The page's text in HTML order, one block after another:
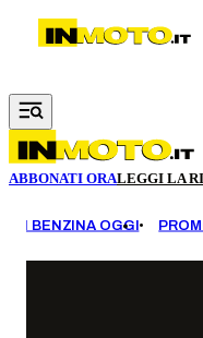
Vai al contenuto principale
ABBONATI ORALEGGI LA
BENZINA OGGI